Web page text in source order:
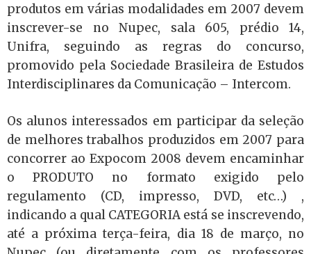
produtos em várias modalidades em 2007 devem
inscrever-se no Nupec, sala 605, prédio 14,
Unifra, seguindo as regras do concurso,
promovido pela Sociedade Brasileira de Estudos
Interdisciplinares da Comunicação – Intercom.
Os alunos interessados em participar da seleção
de melhores trabalhos produzidos em 2007 para
concorrer ao Expocom 2008 devem encaminhar
o PRODUTO no formato exigido pelo
regulamento (CD, impresso, DVD, etc…) ,
indicando a qual CATEGORIA está se inscrevendo,
até a próxima terça-feira, dia 18 de março, no